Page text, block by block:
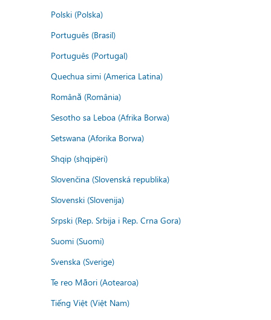
Polski (Polska)
Português (Brasil)
Português (Portugal)
Quechua simi (America Latina)
Română (România)
Sesotho sa Leboa (Afrika Borwa)
Setswana (Aforika Borwa)
Shqip (shqipëri)
Slovenčina (Slovenská republika)
Slovenski (Slovenija)
Srpski (Rep. Srbija i Rep. Crna Gora)
Suomi (Suomi)
Svenska (Sverige)
Te reo Māori (Aotearoa)
Tiếng Việt (Việt Nam)